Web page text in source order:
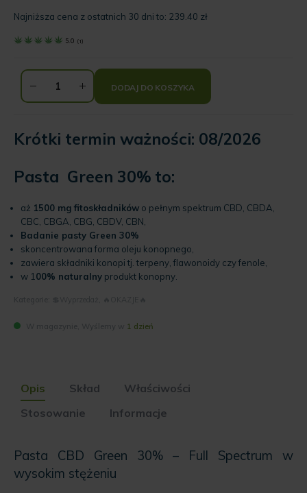
399.00 zł.
cena
wynosi:
239.40 zł.
Najniższa cena z ostatnich 30 dni to: 239.40 zł
5.0 (1)
DODAJ DO KOSZYKA
Krótki termin ważności: 08/2026
Pasta Green 30% to:
aż 1500 mg fitoskładników o pełnym spektrum CBD, CBDA,
CBC, CBGA, CBG, CBDV, CBN,
Badanie pasty Green 30%
skoncentrowana forma oleju konopnego,
zawiera składniki konopi tj. terpeny, flawonoidy czy fenole,
w 1 00% naturalny produkt konopny.
1 dzień
Opis Skład
Właściwości
Stosowanie
Informacje
Pasta CBD Green 30% – Full Spectrum w
wysokim stężeniu